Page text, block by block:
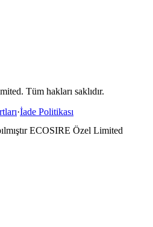
Tüm hakları saklıdır.
·İade Politikası
ECOSIRE Özel Limited